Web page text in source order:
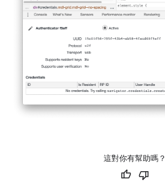
這對你有幫助嗎？